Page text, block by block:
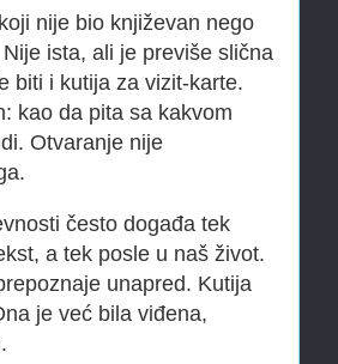
nije bio književan nego
ista, ali je previše slična
biti i kutija za vizit-karte.
kao da pita sa kakvom
Otvaranje nije
često događa tek
, a tek posle u naš život.
unapred. Kutija
je već bila viđena,